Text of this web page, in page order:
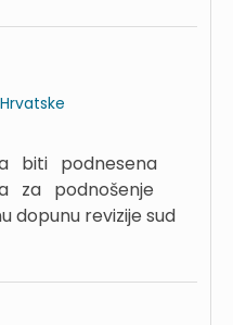
biti podnesena
za podnošenje
dopunu revizije sud